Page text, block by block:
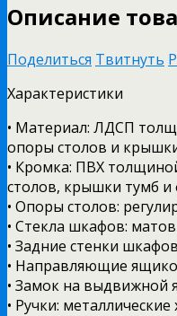
Описание
Поделиться Твитнуть
Характеристики
• Материал: ЛДСП
опоры столов и
• Кромка: ПВХ
столов, крышки тумб
• Опоры столов:
• Стекла шкафов:
• Задние стенки
• Направляющие
• Замок на выдвижной
• Ручки: